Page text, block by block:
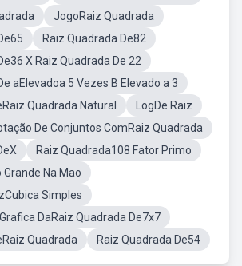
JogoRaiz Quadrada
Raiz Quadrada De82
X Raiz Quadrada De 22
aElevadoa 5 Vezes B Elevado a 3
Quadrada Natural
LogDe Raiz
De Conjuntos ComRaiz Quadrada
Raiz Quadrada108 Fator Primo
Grande Na Mao
Simples
DaRaiz Quadrada De7x7
Quadrada
Raiz Quadrada De54